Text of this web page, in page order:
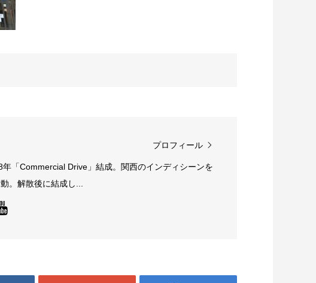
プロフィール
「Commercial Drive」結成。関西のインディシーンを
。解散後に結成し...